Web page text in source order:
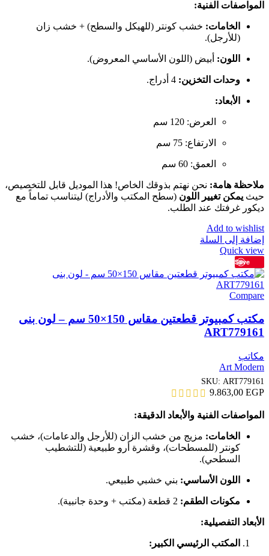
المواصفات الفنية:
الخامات: خشب كونتر (للهيكل والسطح) + خشب زان
(للأرجل).
اللون: أبيض (اللون الأساسي المعروض).
وحدات التخزين:
الأبعاد:
العرض: 120 سم
الارتفاع: 75 سم
العمق: 60 سم
ملاحظة هامة: نحن نهتم بذوقك الخاص! هذا الموديل قابل للتخصيص،
حيث يمكن تغيير اللون (سطح المكتب والأدراج) ليتناسب تماماً مع
ديكور غرفتك عند الطلب.
Add to wishlist
إضافة إلى السلة
Quick view
Save
Compare
مكتب كمبيوتر قطعتين مقاس 150×50 سم – لون بنى
ART779161
مكاتب
Art Modern
SKU: ART779161
9.863,00 EGP
المواصفات الفنية والأبعاد الدقيقة:
الخامات: مزيج من خشب الزان (للأرجل والدعامات)، خشب
كونتر (للمسطحات)، وقشرة أرو طبيعية (للتشطيب
السطحي).
اللون الأساسي: بني خشبي طبيعي.
مكونات الطقم:
الأبعاد التفصيلية:
المكتب الرئيسي الكبير: